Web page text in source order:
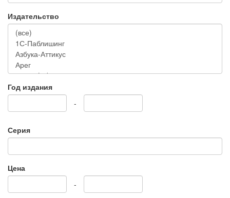
Издательство
Год издания
-
Серия
Цена
-